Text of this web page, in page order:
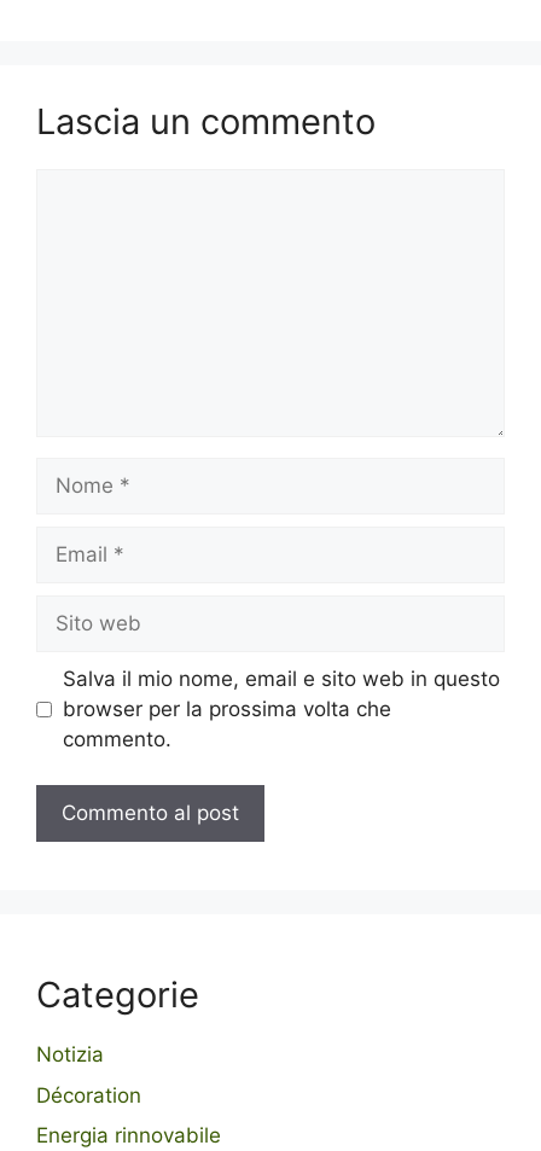
Lascia un commento
web
Salva il mio nome, email e sito web in questo
browser per la prossima volta che
commento.
Categorie
Notizia
Décoration
Energia rinnovabile